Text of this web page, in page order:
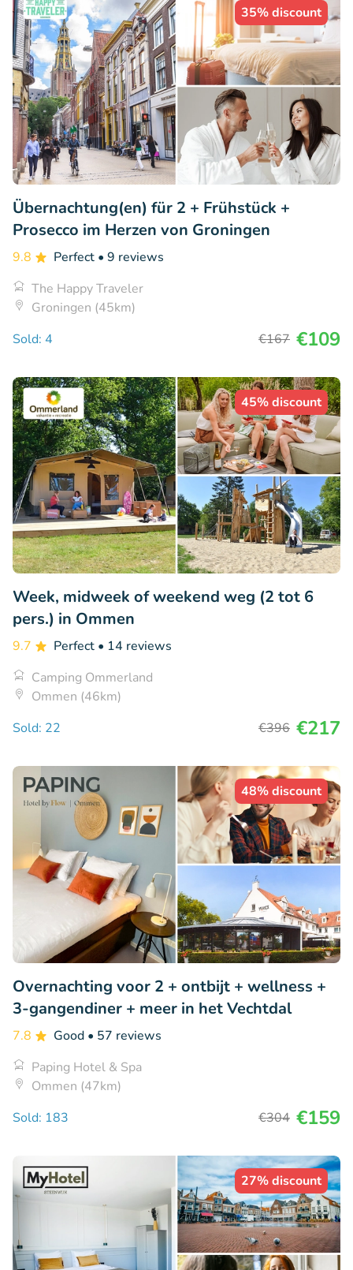
35% discount
Übernachtung(en) für 2 + Frühstück +
Prosecco im Herzen von Groningen
9.8 Perfect • 9 reviews
The Happy Traveler
Groningen (45km)
Sold: 4
€167 €109
45% discount
Week, midweek of weekend weg (2 tot 6
pers.) in Ommen
9.7 Perfect • 14 reviews
Camping Ommerland
Ommen (46km)
Sold: 22
€396 €217
48% discount
Overnachting voor 2 + ontbijt + wellness +
3-gangendiner + meer in het Vechtdal
7.8 Good • 57 reviews
Paping Hotel & Spa
Ommen (47km)
Sold: 183
€304 €159
27% discount